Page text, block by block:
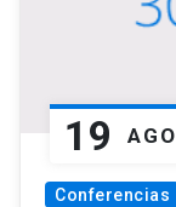
19 AGO
Conferencias